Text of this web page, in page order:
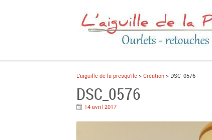
L’aiguille de la presqu’ile > Création > DSC_0576
DSC_0576
14 avril 2017